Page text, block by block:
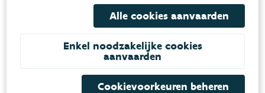
kunnen rapporten nauwkeuriger worden
Volgende stappen:
Alle cookies aanvaarden
Enkel noodzakelijke cookies
aanvaarden
Cookievoorkeuren beheren